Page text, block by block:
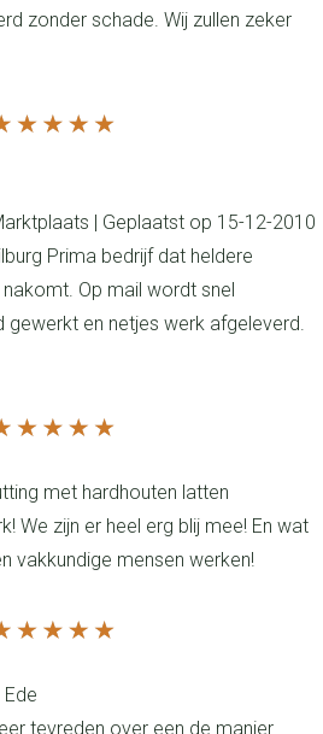
zonder schade. Wij zullen zeker
| Geplaatst op 15-12-2010
Prima bedrijf dat heldere
Op mail wordt snel
gewerkt en netjes werk afgeleverd.
met hardhouten latten
We zijn er heel erg blij mee! En wat
vakkundige mensen werken!
tevreden over een de manier